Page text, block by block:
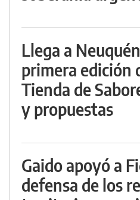
Llega a
primera edición
Tienda de
y propuestas
Gaido apoyó a
defensa de los